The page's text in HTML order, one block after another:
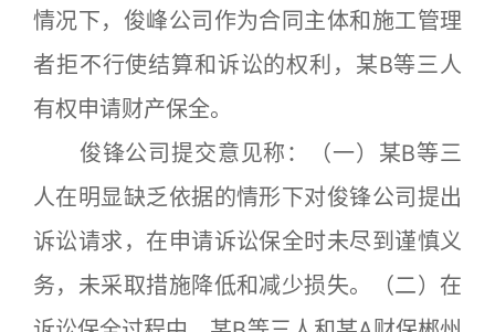
情况下，俊峰公司作为合同主体和施工管理
者拒不行使结算和诉讼的权利，某B等三人
有权申请财产保全。
俊锋公司提交意见称：（一）某B等三
人在明显缺乏依据的情形下对俊锋公司提出
诉讼请求，在申请诉讼保全时未尽到谨慎义
务，未采取措施降低和减少损失。（二）在